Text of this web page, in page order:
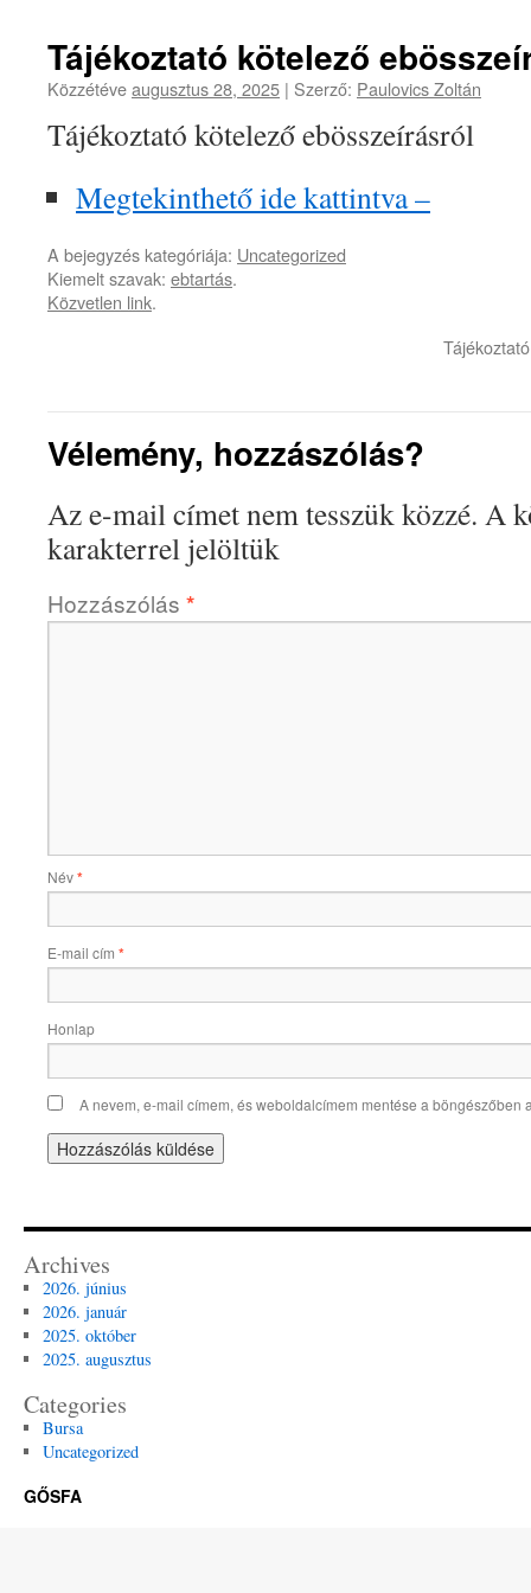
Tájékoztató kötelező
Közzétéveaugusztus 28, 2025 | Szerző: Paulovics Zoltán
Tájékoztató kötelező ebösszeírásról
Megtekinthető ide kattintva –
A bejegyzés kategóriája: Uncategorized
Kiemelt szavak: ebtartás.
Közvetlen link.
Vélemény, hozzászólás?
Az e-mail címet nem tesszük közzé. A
karakterrel jelöltük
Hozzászólás *
Név*
E-mail cím *
Honlap
A nevem, e-mail címem, és weboldalcímem mentése a böngészőben
Archives
2026. június
2026. január
2025. október
2025. augusztus
Categories
Bursa
Uncategorized
GŐSFA